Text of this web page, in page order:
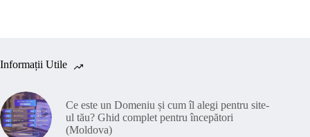
Informații Utile
Ce este un Domeniu și cum îl alegi pentru site-
ul tău? Ghid complet pentru începători
(Moldova)